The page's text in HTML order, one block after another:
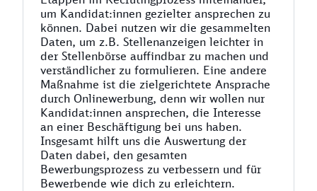
um Kandidat:innen gezielter ansprechen zu
können. Dabei nutzen wir die gesammelten
Daten, um z.B. Stellenanzeigen leichter in
der Stellenbörse auffindbar zu machen und
verständlicher zu formulieren. Eine andere
Maßnahme ist die zielgerichtete Ansprache
durch Onlinewerbung, denn wir wollen nur
Kandidat:innen ansprechen, die Interesse
an einer Beschäftigung bei uns haben.
Insgesamt hilft uns die Auswertung der
Daten dabei, den gesamten
Bewerbungsprozess zu verbessern und für
Bewerbende wie dich zu erleichtern.